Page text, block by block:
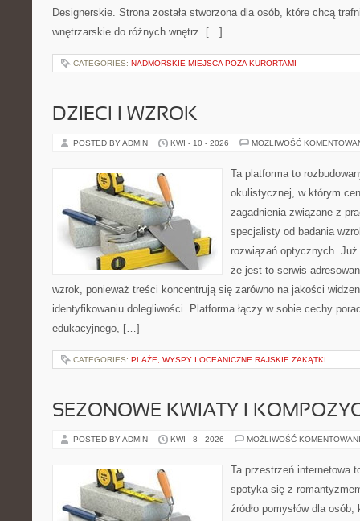
Designerskie. Strona została stworzona dla osób, które chcą
wnętrzarskie do różnych wnętrz. […]
CATEGORIES: NADMORSKIE MIEJSCA POZA KURORTAMI
DZIECI I WZROK
POSTED BY ADMIN KWI - 10 - 2026 MOŻLIWOŚĆ
Ta platforma to
okulistycznej, w którym
zagadnienia związane z
specjalisty od badania
rozwiązań optycznych.
że jest to serwis
wzrok, ponieważ treści koncentrują się zarówno na jakości
identyfikowaniu dolegliwości. Platforma łączy w sobie cechy
edukacyjnego, […]
CATEGORIES: PLAŻE, WYSPY I OCEANICZNE RAJSKIE ZAKĄTKI
SEZONOWE KWIATY I
POSTED BY ADMIN KWI - 8 - 2026 MOŻLIWOŚĆ
Ta przestrzeń internetowa
spotyka się z
źródło pomysłów dla